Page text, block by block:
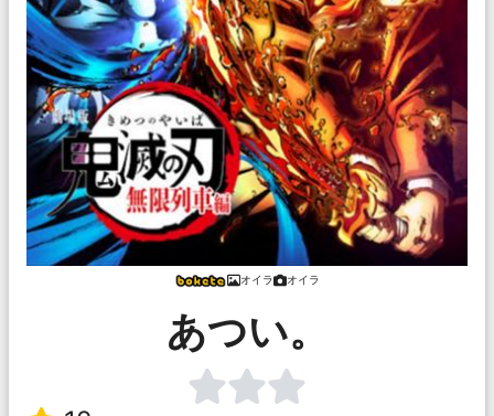
オイラ オイラ
あつい。